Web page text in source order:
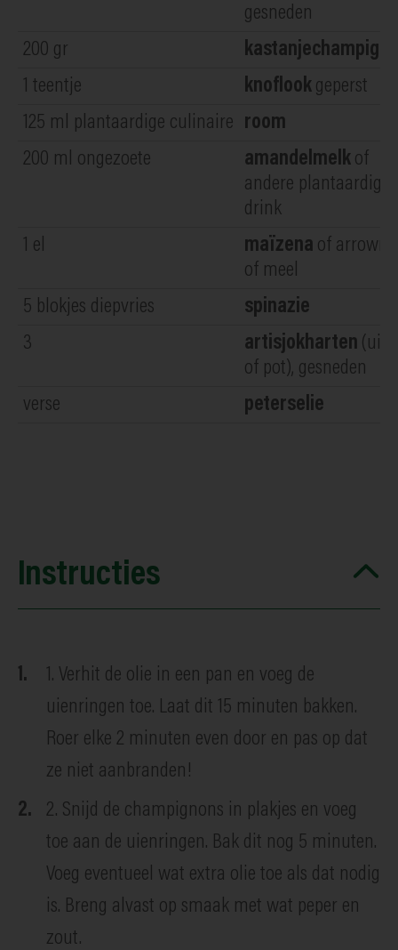
gesneden
200 gr
1 teentje knoflook geperst
125 ml plantaardige culinaire room
200 ml ongezoete amandelmelk of
andere plantaardige
drink
1 el maïzena of
of meel
5 blokjes diepvries
spinazie
3
artisjokharten (uit
of pot), gesneden
verse
peterselie
Instructies
1. Verhit de olie in een pan en voeg de
uienringen toe. Laat dit 15 minuten bakken.
Roer elke 2 minuten even door en pas op dat
ze niet aanbranden!
2. Snijd de champignons in plakjes en voeg
toe aan de uienringen. Bak dit nog 5 minuten.
Voeg eventueel wat extra olie toe als dat nodig
is. Breng alvast op smaak met wat peper en
zout.